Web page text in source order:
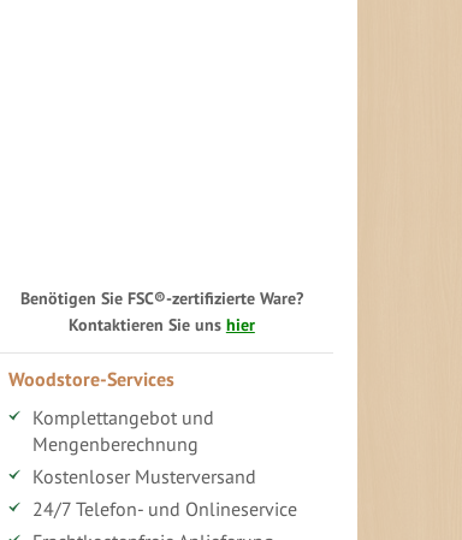
Benötigen Sie FSC®-zertifizierte Ware?
Kontaktieren Sie uns hier
Woodstore-Services
Komplettangebot und
Mengenberechnung
Kostenloser Musterversand
24/7 Telefon- und Onlineservice